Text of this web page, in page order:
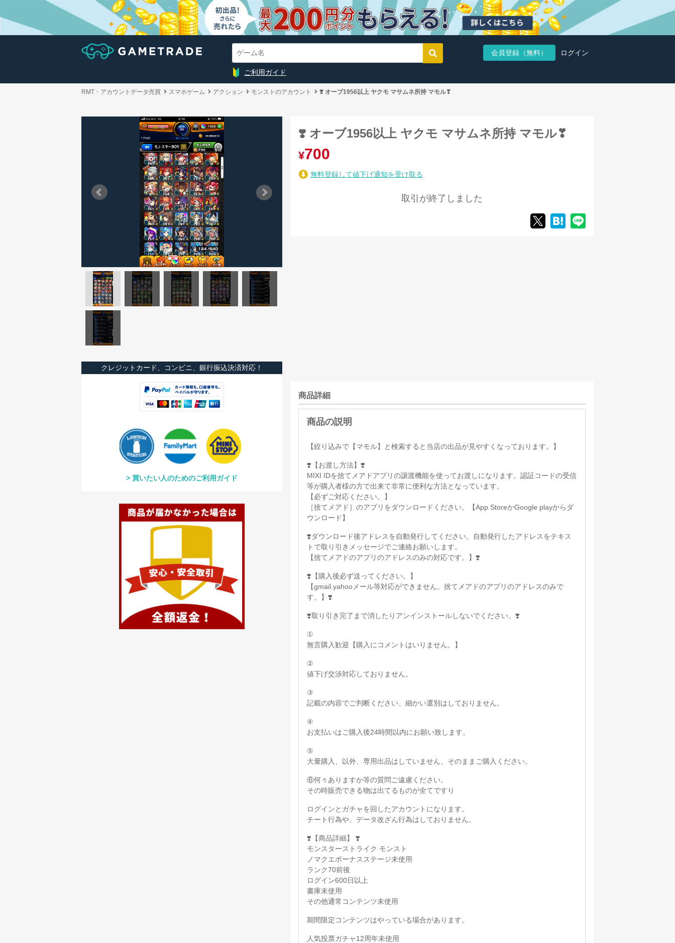
会員登録（無料） ログイン
ご利用ガイド
RMT・アカウントデータ売買 スマホゲーム アクション モンストのアカウント ❣️ オーブ1956以上 ヤクモ マサムネ所持 マモル❣
クレジットカード、コンビニ、銀行振込決済対応！
買いたい人のためのご利用ガイド
❣️ オーブ1956以上 ヤクモ マサムネ所持 マモル❣
¥700
無料登録して値下げ通知を受け取る
取引が終了しました
商品詳細
【絞り込みで【マモル】と検索すると当店の出品が見やすくなっております。】
❣️【お渡し方法】❣️
MIXI IDを捨てメアドアプリの譲渡機能を使ってお渡しになります。認証コードの受信
等が購入者様の方で出来て非常に便利な方法となっています。
【必ずご対応ください。】
［捨てメアド］のアプリをダウンロードください。【App StoreかGoogle playからダ
ウンロード】
❣️ダウンロード後アドレスを自動発行してください。自動発行したアドレスをテキス
トで取り引きメッセージでご連絡お願いします。
【捨てメアドのアプリのアドレスのみの対応です。】❣️
❣️【購入後必ず送ってください。】
【gmail.yahooメール等対応ができません。捨てメアドのアプリのアドレスのみで
す。】❣️
❣️取り引き完了まで消したりアンインストールしないでください。❣️
①
無言購入歓迎【購入にコメントはいりません。】
②
値下げ交渉対応しておりません。
③
記載の内容でご判断ください、細かい選別はしておりません。
④
お支払いはご購入後24時間以内にお願い致します。
⑤
大量購入、以外、専用出品はしていません、そのままご購入ください。
⑥何々ありますか等の質問ご遠慮ください。
その時販売できる物は出てるものが全てですり
ログインとガチャを回したアカウントになります。
チート行為や、データ改ざん行為はしておりません。
❣️【商品詳細】 ❣️
モンスターストライク モンスト
ノマクエボーナスステージ未使用
ランク70前後
ログイン600日以上
書庫未使用
その他通常コンテンツ未使用
期間限定コンテンツはやっている場合があります。
人気投票ガチャ12周年未使用